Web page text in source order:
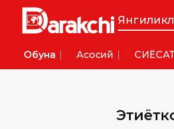
Обуна Асосий